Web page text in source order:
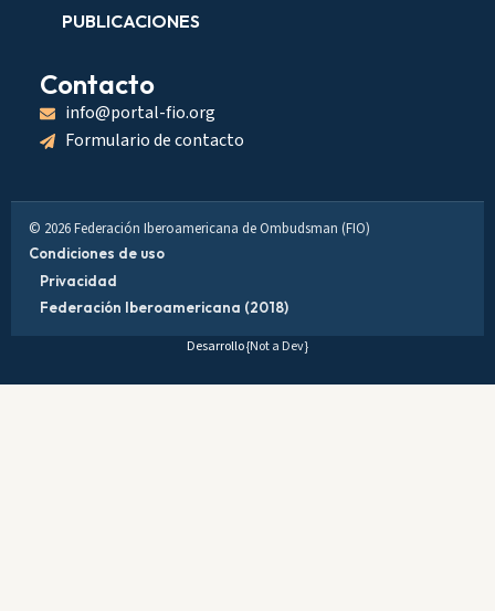
PUBLICACIONES
Contacto
info@portal-fio.org
Formulario de contacto
© 2026 Federación Iberoamericana de Ombudsman (FIO)
Condiciones de uso
Privacidad
Federación Iberoamericana (2018)
Desarrollo{Not a Dev}